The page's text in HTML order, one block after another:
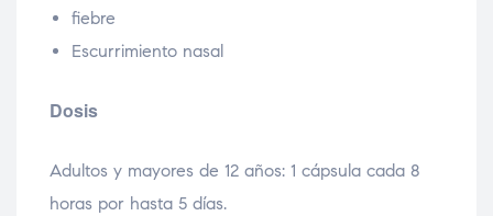
fiebre
Escurrimiento nasal
Dosis
Adultos y mayores de 12 años: 1 cápsula cada 8
horas por hasta 5 días.